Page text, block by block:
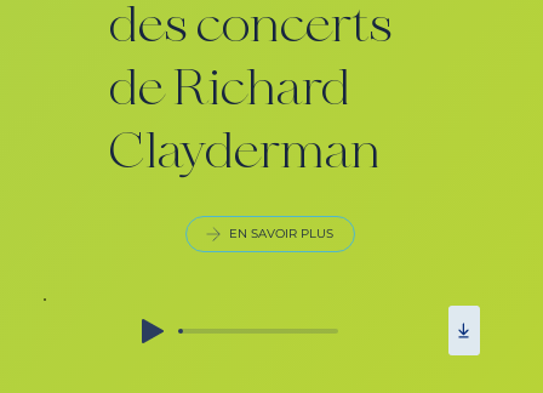
des concerts
de Richard
Clayderman
EN SAVOIR PLUS